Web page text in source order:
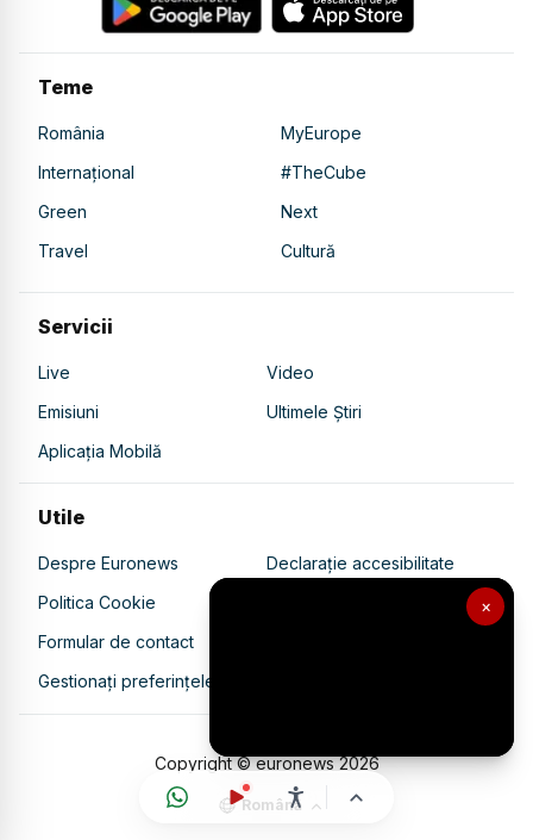
×
Teme
România
MyEurope
Internațional
#TheCube
Green
Next
Travel
Cultură
Servicii
Live
Video
Emisiuni
Ultimele Știri
Aplicația Mobilă
Utile
Despre Euronews
Declarație accesibilitate
Politica Cookie
Politica de confidențialitate
Formular de contact
Gestionați preferințele
Copyright © euronews2026
Română